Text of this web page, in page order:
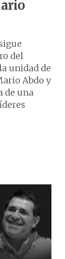
del
unidad de
Abdo y
de una